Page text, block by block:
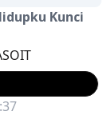
Kunci